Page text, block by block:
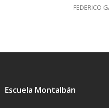
FEDERICO
Escuela Montalbán